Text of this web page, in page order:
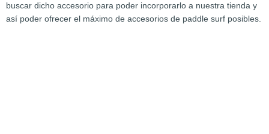
buscar dicho accesorio para poder incorporarlo a nuestra tienda y
así poder ofrecer el máximo de accesorios de paddle surf posibles.